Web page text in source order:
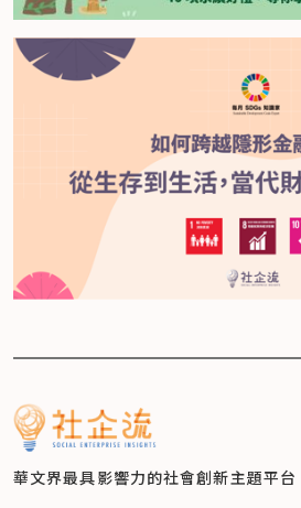
華文界最具影響力的社會創新主題平台